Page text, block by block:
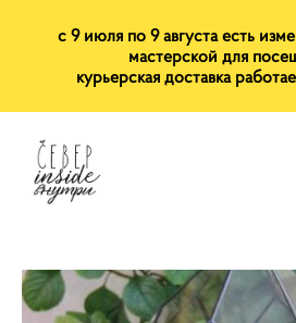
с 9 июля по 9 августа есть
мастерской для
курьерская доставка